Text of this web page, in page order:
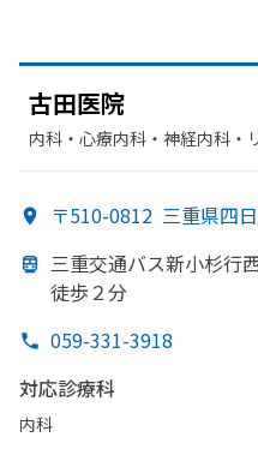
古田医院
内科・​心療内科・​神経内科・​
〒510-0812 三重県四
三重交通バス新小杉行
徒歩２分
059-331-3918
対応診療科
内科